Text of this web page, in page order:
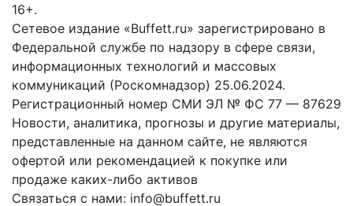
16+.
Сетевое издание «Buffett.ru» зарегистрировано в
Федеральной службе по надзору в сфере связи,
информационных технологий и массовых
коммуникаций (Роскомнадзор) 25.06.2024.
Регистрационный номер СМИ ЭЛ № ФС 77 — 87629
Новости, аналитика, прогнозы и другие материалы,
представленные на данном сайте, не являются
офертой или рекомендацией к покупке или
продаже каких-либо активов
Связаться с нами: info@buffett.ru